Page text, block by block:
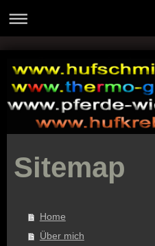
Sitemap
Home
Über mich